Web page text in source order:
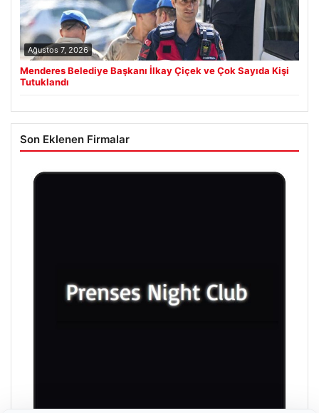
Ağustos 7, 2026
Menderes Belediye Başkanı İlkay Çiçek ve Çok Sayıda Kişi
Tutuklandı
Son Eklenen Firmalar